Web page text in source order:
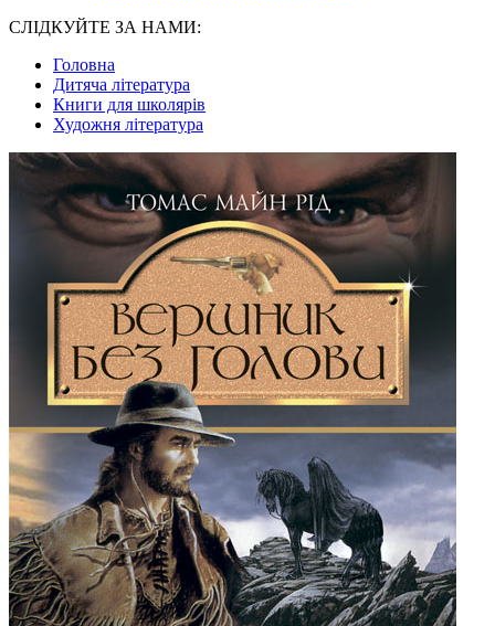
СЛІДКУЙТЕ ЗА НАМИ:
Головна
Дитяча література
Книги для школярів
Художня література